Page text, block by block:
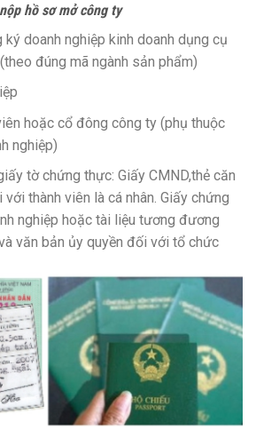
hồ sơ mở công ty
doanh nghiệp kinh doanh dụng cụ
đúng mã ngành sản phẩm)
hoặc cổ đông công ty (phụ thuộc
nghiệp)
tờ chứng thực: Giấy CMND,thẻ căn
thành viên là cá nhân. Giấy chứng
nghiệp hoặc tài liệu tương đương
văn bản ủy quyền đối với tổ chức